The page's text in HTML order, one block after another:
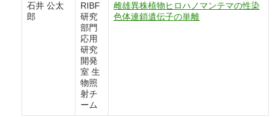
石井 公太
郎
RIBF
研究
部門
応用
研究
開発
室 生
物照
射チ
ーム
雌雄異株植物ヒロハノマンテマの性染
色体連鎖遺伝子の単離